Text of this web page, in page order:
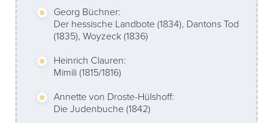
Georg Büchner:
Der hessische Landbote (1834), Dantons Tod
(1835), Woyzeck (1836)
Heinrich Clauren:
Mimili (1815/1816)
Annette von Droste-Hülshoff:
Die Judenbuche (1842)